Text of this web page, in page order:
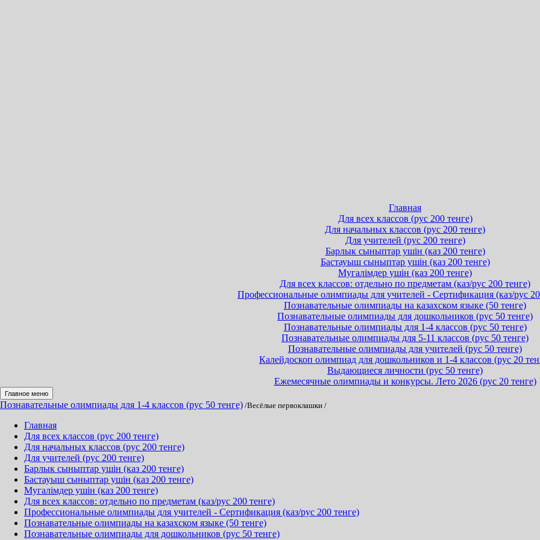
Главная
Для всех классов (рус 200 тенге)
Для начальных классов (рус 200 тенге)
Для учителей (рус 200 тенге)
Барлык сыныптар ушін (каз 200 тенге)
Бастауыш сыныптар ушін (каз 200 тенге)
Мугалімдер ушін (каз 200 тенге)
Для всех классов: отдельно по предметам (каз/рус 200 тенге)
Профессиональные олимпиады для учителей - Сертификация (каз/рус
Познавательные олимпиады на казахском языке (50 тенге)
Познавательные олимпиады для дошкольников (рус 50 тенге)
Познавательные олимпиады для 1-4 классов (рус 50 тенге)
Познавательные олимпиады для 5-11 классов (рус 50 тенге)
Познавательные олимпиады для учителей (рус 50 тенге)
Калейдоскоп олимпиад для дошкольников и 1-4 классов (рус 20
Выдающиеся личности (рус 50 тенге)
Ежемесячные олимпиады и конкурсы. Лето 2026 (рус 20 тенге)
Главное меню
Познавательные олимпиады для 1-4 классов (рус 50 тенге) /Весёлые первоклашки /
Главная
Для всех классов (рус 200 тенге)
Для начальных классов (рус 200 тенге)
Для учителей (рус 200 тенге)
Барлык сыныптар ушін (каз 200 тенге)
Бастауыш сыныптар ушін (каз 200 тенге)
Мугалімдер ушін (каз 200 тенге)
Для всех классов: отдельно по предметам (каз/рус 200 тенге)
Профессиональные олимпиады для учителей - Сертификация (каз/рус 200 тенге)
Познавательные олимпиады на казахском языке (50 тенге)
Познавательные олимпиады для дошкольников (рус 50 тенге)